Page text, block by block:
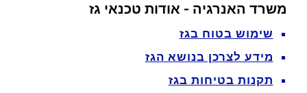
משרד האנרגיה - אודות טכנאי גז
שימוש בטוח בגז
מידע לצרכן בנושא הגז
תקנות בטיחות בגז